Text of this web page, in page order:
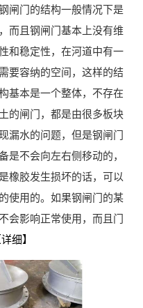
闸门的结构一般情况下是
而且钢闸门基本上没有维
和稳定性，在河道中有一
要容纳的空间，这样的结
基本是一个整体，不存在
的闸门，都是由很多板块
漏水的问题，但是钢闸门
不会向左右侧移动的，
橡胶发生损坏的话，可以
使用的。如果钢闸门的某
会影响正常使用，而且门
详细】